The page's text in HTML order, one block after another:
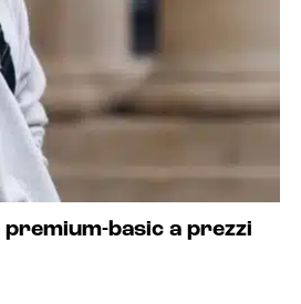
basic a prezzi